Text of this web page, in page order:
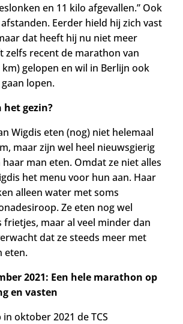
en 11 kilo afgevallen.” Ook
Eerder hield hij zich vast
dat heeft hij nu niet meer
zelfs recent de marathon van
gelopen en wil in Berlijn ook
lopen.
het gezin?
Wigdis eten (nog) niet helemaal
maar zijn wel heel nieuwsgierig
man eten. Omdat ze niet alles
het menu voor hun aan. Haar
alleen water met soms
Ze eten nog wel
maar al veel minder dan
dat ze steeds meer met
eten.
2021: Een hele marathon op
en vasten
in oktober 2021 de TCS